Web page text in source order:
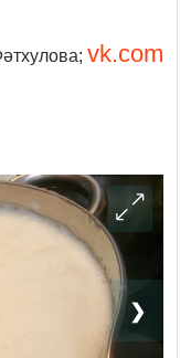
vk.com
❯